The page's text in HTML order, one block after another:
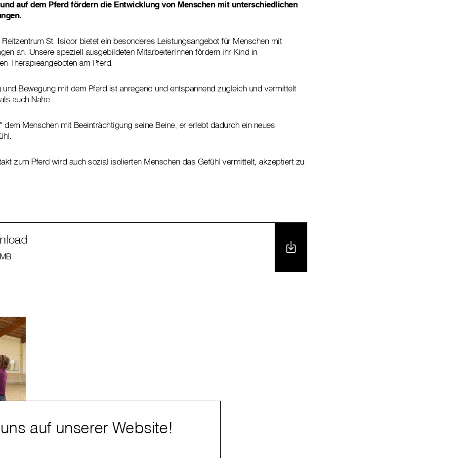
auf dem Pferd fördern die Entwicklung von Menschen mit unterschiedlichen
St. Isidor bietet ein besonderes Leistungsangebot für Menschen mit
an. Unsere speziell ausgebildeten MitarbeiterInnen fördern ihr Kind in
Therapieangeboten am Pferd.
und Bewegung mit dem Pferd ist anregend und entspannend zugleich und vermittelt
auch Nähe.
dem Menschen mit Beeinträchtigung seine Beine, er erlebt dadurch ein neues
zum Pferd wird auch sozial isolierten Menschen das Gefühl vermittelt, akzeptiert zu
auf unserer Website!